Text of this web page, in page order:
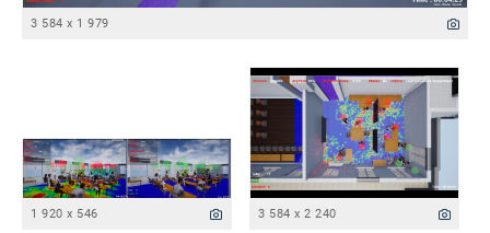
3 584 x 1 979
1 920 x 546 3 584 x 2 240